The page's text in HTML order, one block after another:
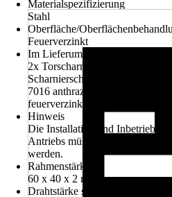
Materialspezifizierung
Stahl
Oberfläche/
Feuerverzinkt
Im Lieferumfang enthalten
2x Torscharniere M16 inkl.
Scharnierschrauben,
7016 anthrazit, RAL 9005
feuerverzinkt)
Hinweis
Die Installation und
Antriebs müssen durch einen
werden.
Rahmenstärke
60 x 40 x 2 mm
Drahtstärke senkrecht